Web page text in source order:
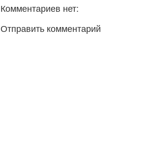
Комментариев нет:
Отправить комментарий